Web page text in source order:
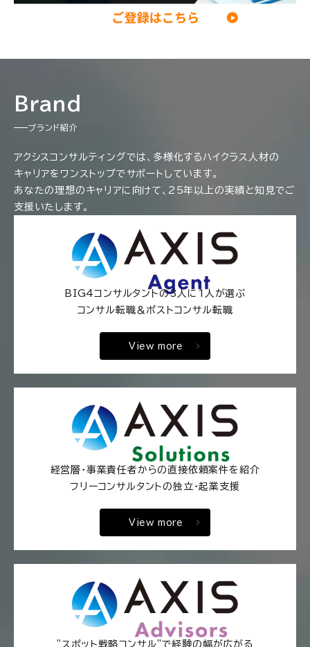
Brand
ブランド紹介
アクシスコンサルティングでは、多様化するハイクラス人材の
キャリアをワンストップでサポートしています。
あなたの理想のキャリアに向けて、25年以上の実績と知見でご
支援いたします。
BIG4コンサルタントの3人に1人が選ぶ
コンサル転職＆ポストコンサル転職
View more
経営層・事業責任者からの直接依頼案件を紹介
フリーコンサルタントの独立・起業支援
View more
"スポット戦略コンサル"で経験の幅が広がる